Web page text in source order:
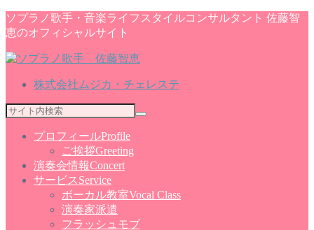
ソプラノ歌手・音楽ライフスタイルコンサルタント 佐藤智
恵のオフィシャルサイト
株式会社ムジカ・チェレステ
プロフィールProfile
ご挨拶Greeting
演奏会情報Concert
サービス Service
ボーカル教室Vocal Class
演奏家派遣
フラッシュモブ